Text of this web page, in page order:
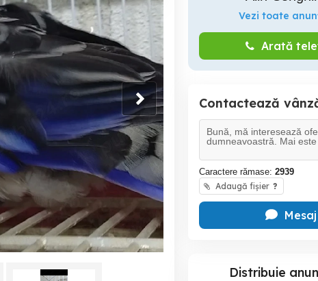
Vezi toate
Arată
Contactează
Caractere rămase: 2939
Adaugă fișier ?
Mesaj
Distribuie